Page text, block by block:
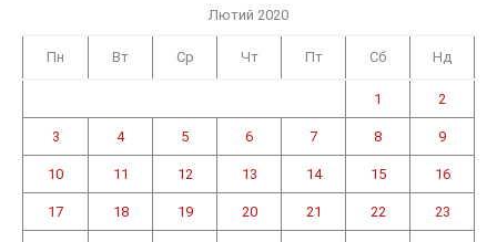
Лютий 2020
Пн Вт Ср Чт Пт Сб Нд
1 2
3 4 5 6 7 8 9
10 11 12 13 14 15 16
17 18 19 20 21 22 23